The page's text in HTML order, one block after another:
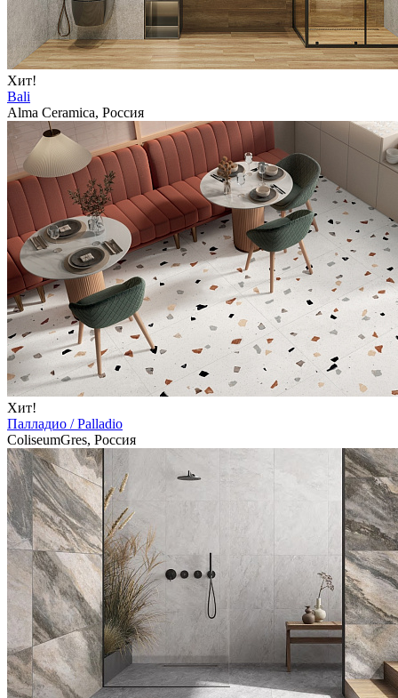
Хит!
Bali
Alma Ceramica, Россия
Хит!
Палладио / Palladio
ColiseumGres, Россия